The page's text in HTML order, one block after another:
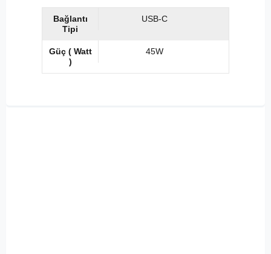
Bağlantı
Tipi
USB-C
Güç ( Watt
)
45W